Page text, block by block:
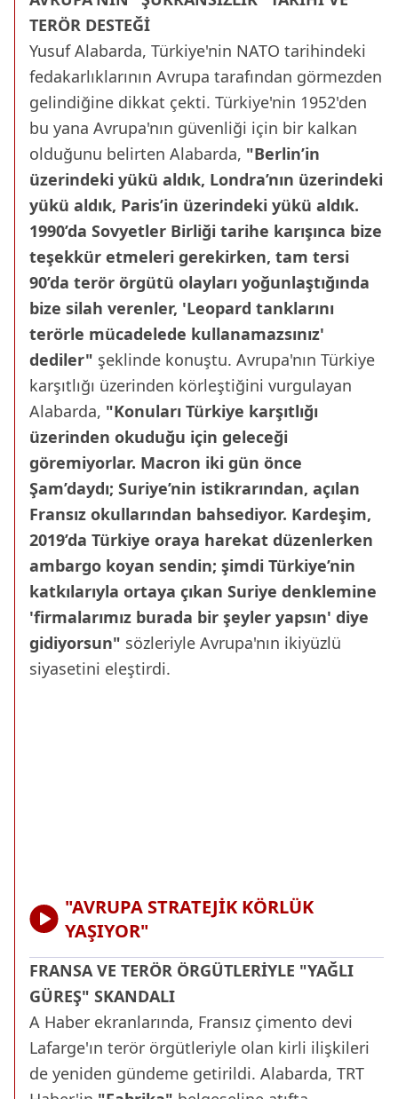
TERÖR DESTEĞİ
Yusuf Alabarda, Türkiye'nin NATO tarihindeki
fedakarlıklarının Avrupa tarafından görmezden
gelindiğine dikkat çekti. Türkiye'nin 1952'den
bu yana Avrupa'nın güvenliği için bir kalkan
olduğunu belirten Alabarda, "Berlin’in
üzerindeki yükü aldık, Londra’nın üzerindeki
yükü aldık, Paris’in üzerindeki yükü aldık.
1990’da Sovyetler Birliği tarihe karışınca bize
teşekkür etmeleri gerekirken, tam tersi
90’da terör örgütü olayları yoğunlaştığında
bize silah verenler, 'Leopard tanklarını
terörle mücadelede kullanamazsınız'
dediler" şeklinde konuştu. Avrupa'nın Türkiye
karşıtlığı üzerinden körleştiğini vurgulayan
Alabarda, "Konuları Türkiye karşıtlığı
üzerinden okuduğu için geleceği
göremiyorlar. Macron iki gün önce
Şam’daydı; Suriye’nin istikrarından, açılan
Fransız okullarından bahsediyor. Kardeşim,
2019’da Türkiye oraya harekat düzenlerken
ambargo koyan sendin; şimdi Türkiye’nin
katkılarıyla ortaya çıkan Suriye denklemine
'firmalarımız burada bir şeyler yapsın' diye
gidiyorsun" sözleriyle Avrupa'nın ikiyüzlü
siyasetini eleştirdi.
"AVRUPA STRATEJİK KÖRLÜK
YAŞIYOR"
FRANSA VE TERÖR ÖRGÜTLERİYLE "YAĞLI
GÜREŞ" SKANDALI
A Haber ekranlarında, Fransız çimento devi
Lafarge'ın terör örgütleriyle olan kirli ilişkileri
de yeniden gündeme getirildi. Alabarda, TRT